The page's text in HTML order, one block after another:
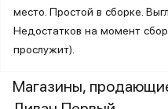
место. Простой в сборке.
Недостатков на момент
прослужит).
Магазины,